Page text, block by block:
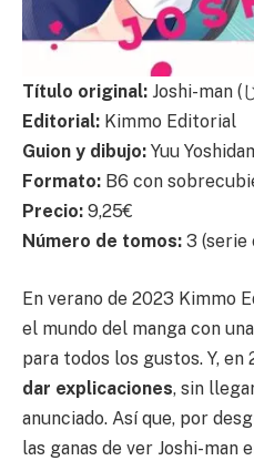
Título original: Joshi-man (
Editorial: Kimmo Editorial
Guion y dibujo: Yuu
Formato: B6 con
Precio: 9,25€
Número de tomos: 3 (serie
En verano de 2023 Kimmo
el mundo del manga con
para todos los gustos. Y, en
dar explicaciones, sin
anunciado. Así que, por
las ganas de ver Joshi-man